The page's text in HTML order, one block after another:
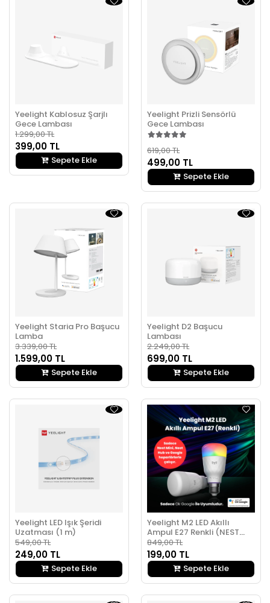
Yeelight Kablosuz Şarjlı
Gece Lambası
1.299,00 TL
399,00 TL
Sepete Ekle
Yeelight Prizli Sensörlü
Gece Lambası
619,00 TL
499,00 TL
Sepete Ekle
Yeelight Staria Pro Başucu
Lamba
3.339,00 TL
1.599,00 TL
Sepete Ekle
Yeelight D2 Başucu
Lambası
2.249,00 TL
699,00 TL
Sepete Ekle
Yeelight LED Işık Şeridi
Uzatması (1 m)
549,00 TL
249,00 TL
Sepete Ekle
Yeelight M2 LED Akıllı
Ampul E27 Renkli (NEST
Cihazı Gerekli)
849,00 TL
199,00 TL
Sepete Ekle